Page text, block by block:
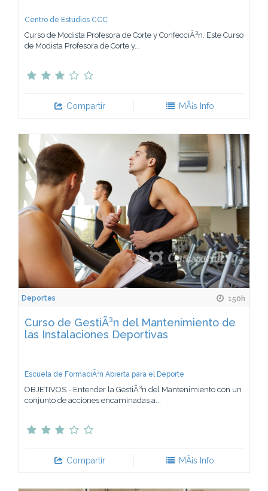
Centro de Estudios CCC
Curso de Modista Profesora de Corte y ConfecciÃ³n. Este Curso
de Modista Profesora de Corte y...
Compartir MÃ¡s Info
Deportes 150h
Curso de GestiÃ³n del Mantenimiento de
las Instalaciones Deportivas
Escuela de FormaciÃ³n Abierta para el Deporte
OBJETIVOS - Entender la GestiÃ³n del Mantenimiento con un
conjunto de acciones encaminadas a...
Compartir MÃ¡s Info